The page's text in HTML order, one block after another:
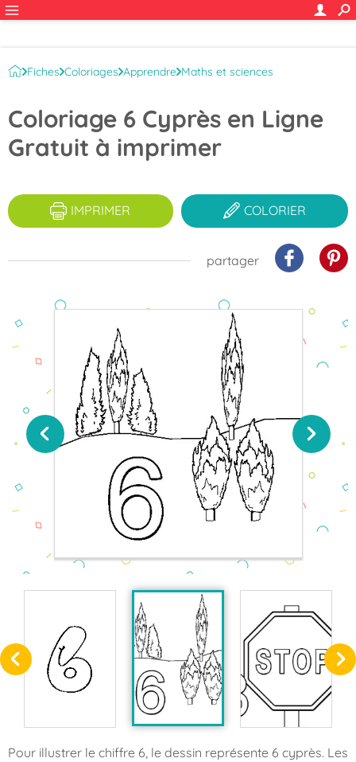
Fiches Coloriages Apprendre Maths et sciences
Coloriage 6 Cyprès en Ligne
Gratuit à imprimer
IMPRIMER COLORIER
partager
Pour illustrer le chiffre 6, le dessin représente 6 cyprès. Les